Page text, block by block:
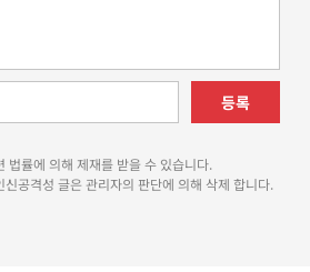
등록
법률에 의해 제재를 받을 수 있습니다.
공격성 글은 관리자의 판단에 의해 삭제 합니다.